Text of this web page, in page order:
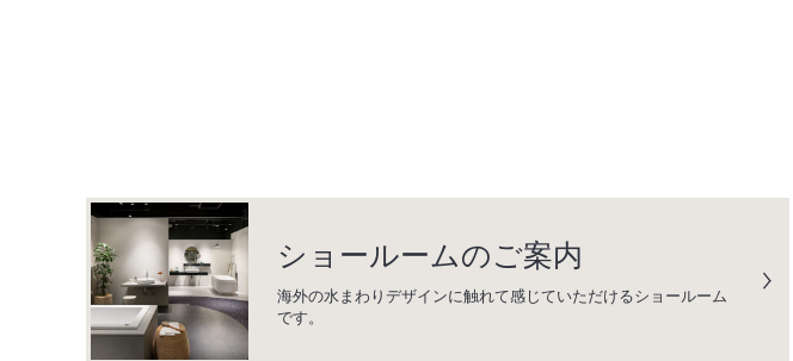
ショールームのご案内
海外の水まわりデザインに触れて感じていただけるショールーム
です。